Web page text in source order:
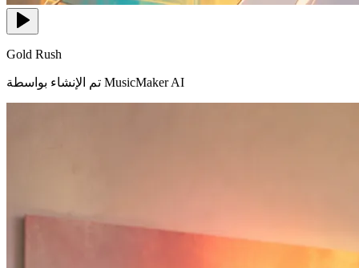
Gold Rush
تم الإنشاء بواسطة MusicMaker AI